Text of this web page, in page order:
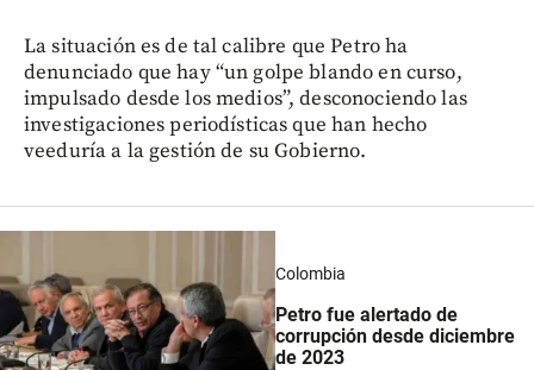
La situación es de tal calibre que Petro ha
denunciado que hay “un golpe blando en curso,
impulsado desde los medios”, desconociendo las
investigaciones periodísticas que han hecho
veeduría a la gestión de su Gobierno.
Colombia
Petro fue alertado de
corrupción desde diciembre
de 2023